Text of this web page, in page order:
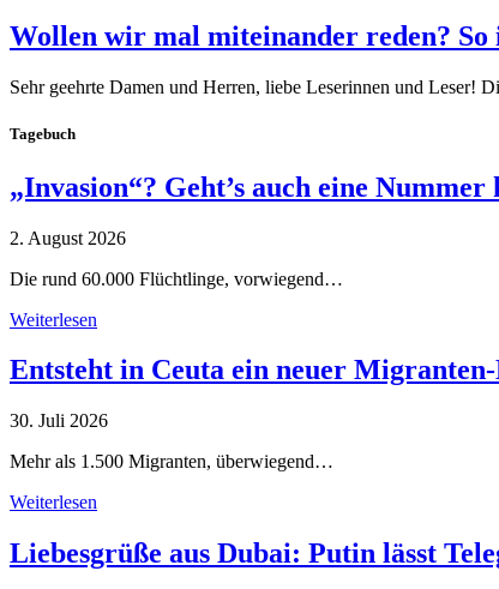
Wollen wir mal miteinander reden?
Sehr geehrte Damen und Herren, liebe Leserinnen und Leser!
Tagebuch
„Invasion“? Geht’s auch eine Nummer
2. August 2026
Die rund 60.000 Flüchtlinge, vorwiegend…
Weiterlesen
Entsteht in Ceuta ein neuer
30. Juli 2026
Mehr als 1.500 Migranten, überwiegend…
Weiterlesen
Liebesgrüße aus Dubai: Putin lässt